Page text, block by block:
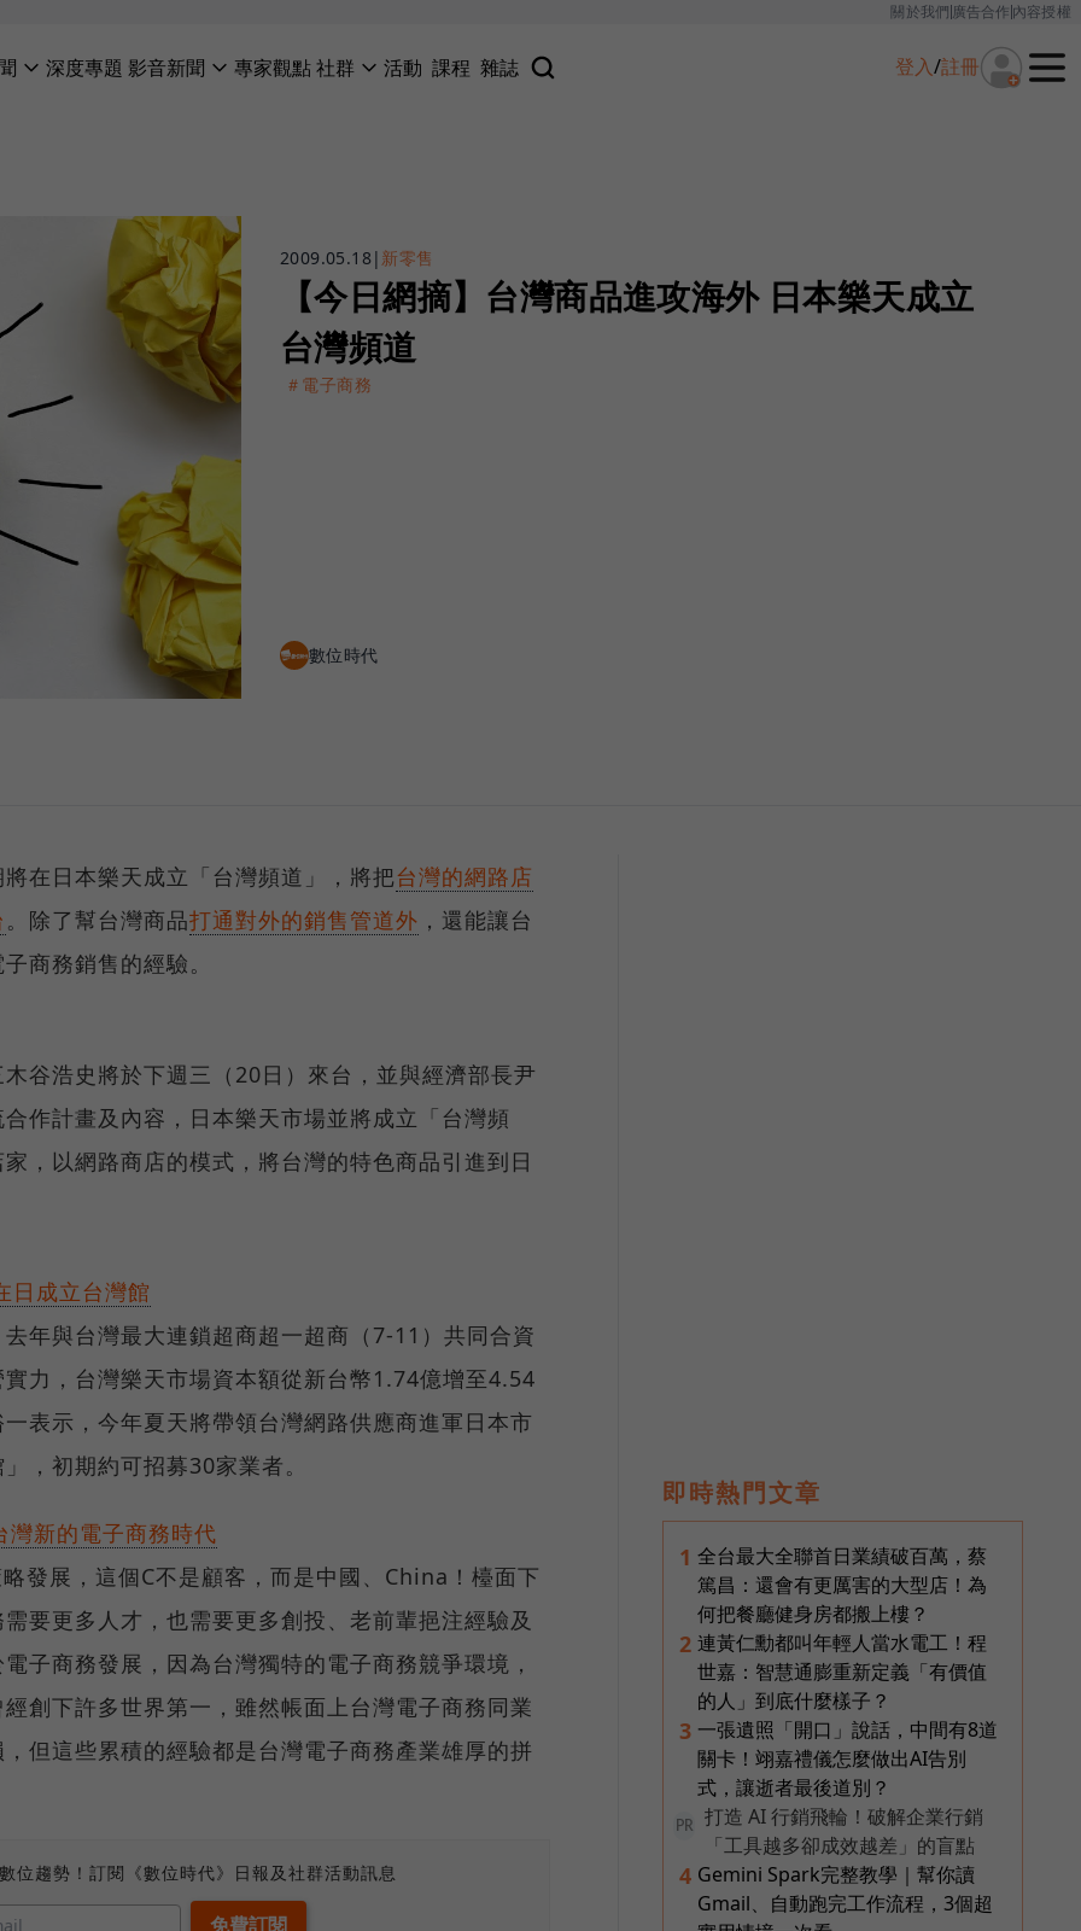
關於我們廣告合作內容授權
深度專題 影音新聞 專家觀點社群 活動 課程 雜誌 登入/註冊
2009.05.18| 新零售
【今日網摘】台灣商品進攻海外 日本樂天成立
台灣頻道
＃電子商務
數位時代
在日本樂天成立「台灣頻道」，將把台灣的網路店
。除了幫台灣商品打通對外的銷售管道外 ，還能讓台
商務銷售的經驗。
谷浩史將於下週三（20日）來台，並與經濟部長尹
作計畫及內容，日本樂天市場並將成立「台灣頻
，以網路商店的模式，將台灣的特色商品引進到日
日成立台灣館
年與台灣最大連鎖超商超一超商（7-11）共同合資
力，台灣樂天市場資本額從新台幣1.74億增至4.54
表示，今年夏天將帶領台灣網路供應商進軍日本市
，初期約可招募30家業者。
新的電子商務時代
發展，這個C不是顧客，而是中國、China！檯面下
要更多人才，也需要更多創投、老前輩挹注經驗及
子商務發展，因為台灣獨特的電子商務競爭環境，
創下許多世界第一，雖然帳面上台灣電子商務同業
但這些累積的經驗都是台灣電子商務產業雄厚的拼
位趨勢！訂閱《數位時代》日報及社群活動訊息
即時熱門文章
1 全台最大全聯首日業績破百萬，蔡
篤昌：還會有更厲害的大型店！為
何把餐廳健身房都搬上樓？
2 連黃仁勳都叫年輕人當水電工！程
世嘉：智慧通膨重新定義「有價值
的人」到底什麼樣子？
3 一張遺照「開口」說話，中間有8道
關卡！翊嘉禮儀怎麼做出AI告別
式，讓逝者最後道別？
PR
打造 AI 行銷飛輪！破解企業行銷
「工具越多卻成效越差」的盲點
4 Gemini Spark完整教學｜幫你讀
Gmail、自動跑完工作流程，3個超